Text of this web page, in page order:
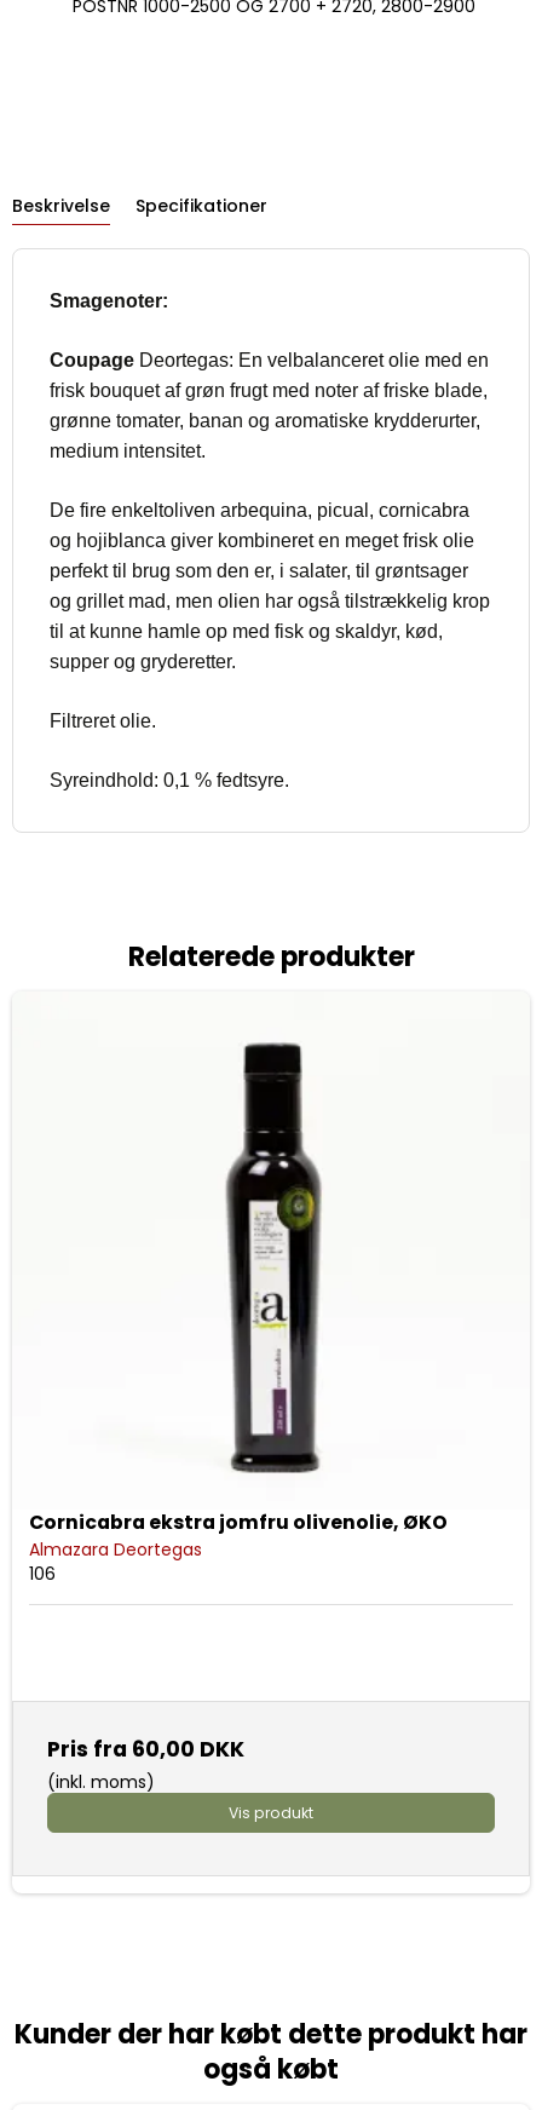
POSTNR 1000-2500 OG 2700 + 2720, 2800-2900
Beskrivelse Specifikationer
Smagenoter:
Coupage Deortegas: En velbalanceret olie med en
frisk bouquet af grøn frugt med noter af friske blade,
grønne tomater, banan og aromatiske krydderurter,
medium intensitet.
De fire enkeltoliven arbequina, picual, cornicabra
og hojiblanca giver kombineret en meget frisk olie
perfekt til brug som den er, i salater, til grøntsager
og grillet mad, men olien har også tilstrækkelig krop
til at kunne hamle op med fisk og skaldyr, kød,
supper og gryderetter.
Filtreret olie.
Syreindhold: 0,1 % fedtsyre.
Relaterede produkter
Cornicabra ekstra jomfru olivenolie, ØKO
Almazara Deortegas
106
Pris fra 60,00 DKK
(inkl. moms)
Vis produkt
Kunder der har købt dette produkt har
også købt